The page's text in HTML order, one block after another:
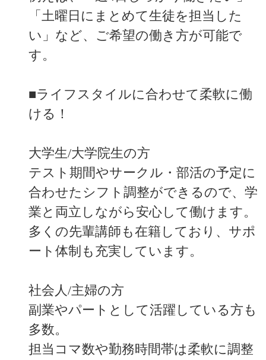
「土曜日にまとめて生徒を担当した
い」など、ご希望の働き方が可能で
す。
■ライフスタイルに合わせて柔軟に働
ける！
大学生/大学院生の方
テスト期間やサークル・部活の予定に
合わせたシフト調整ができるので、学
業と両立しながら安心して働けます。
多くの先輩講師も在籍しており、サポ
ート体制も充実しています。
社会人/主婦の方
副業やパートとして活躍している方も
多数。
担当コマ数や勤務時間帯は柔軟に調整